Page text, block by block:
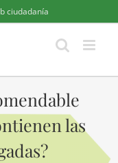
ciudadanía
las